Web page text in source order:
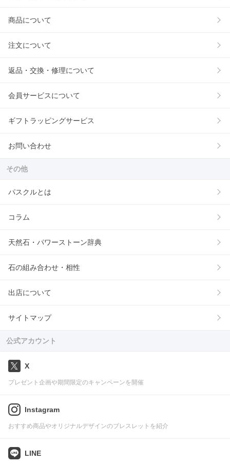
商品について
注文について
返品・交換・修理について
会員サービスについて
ギフトラッピングサービス
お問い合わせ
その他
パスクルとは
コラム
天然石・パワーストーン辞典
石の組み合わせ・相性
出店について
サイトマップ
公式アカウント
X
プレゼント企画や期間限定のキャンペーンを開催
Instagram
おすすめ商品やオリジナルデザインのブレスレットを紹介
LINE